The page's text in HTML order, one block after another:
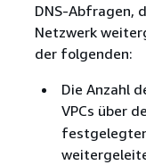
DNS-Abfragen,
Netzwerk
der folgenden:
Die Anzahl
VPCs über